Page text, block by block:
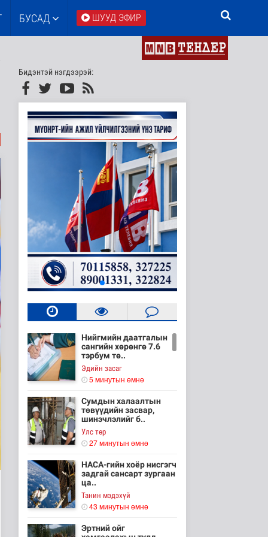
БУСАД ШУУД ЭФИР
Бидэнтэй нэгдээрэй:
Нийгмийн даатгалын
сангийн хөрөнгө 7.6
тэрбум тө..
Эдийн засаг
5 минутын өмнө
Сумдын халаалтын
төвүүдийн засвар,
шинэчлэлийг б..
Улс төр
27 минутын өмнө
НАСА-гийн хоёр нисгэгч
задгай сансарт зургаан
ца..
Танин мэдэхүй
43 минутын өмнө
Эртний ойг